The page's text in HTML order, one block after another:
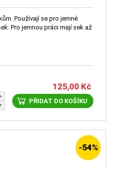
Používají se pro jemné
Pro jemnou práci mají sek až
125,00 Kč
PŘIDAT DO KOŠÍKU
-54%